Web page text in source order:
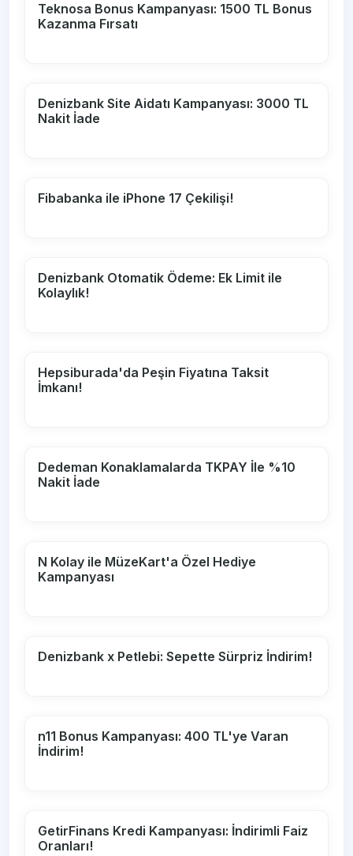
Teknosa Bonus Kampanyası: 1500 TL Bonus
Kazanma Fırsatı
Denizbank Site Aidatı Kampanyası: 3000 TL
Nakit İade
Fibabanka ile iPhone 17 Çekilişi!
Denizbank Otomatik Ödeme: Ek Limit ile
Kolaylık!
Hepsiburada'da Peşin Fiyatına Taksit
İmkanı!
Dedeman Konaklamalarda TKPAY İle %10
Nakit İade
N Kolay ile MüzeKart'a Özel Hediye
Kampanyası
Denizbank x Petlebi: Sepette Sürpriz İndirim!
n11 Bonus Kampanyası: 400 TL'ye Varan
İndirim!
GetirFinans Kredi Kampanyası: İndirimli Faiz
Oranları!